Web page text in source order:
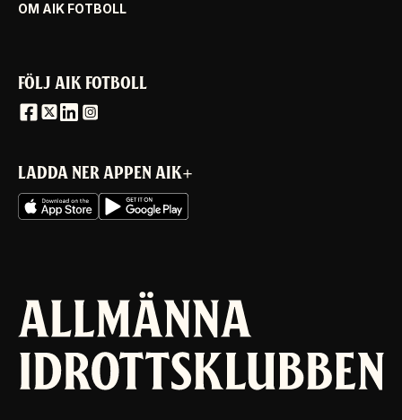
OM AIK FOTBOLL
FÖLJ AIK FOTBOLL
LADDA NER APPEN AIK+